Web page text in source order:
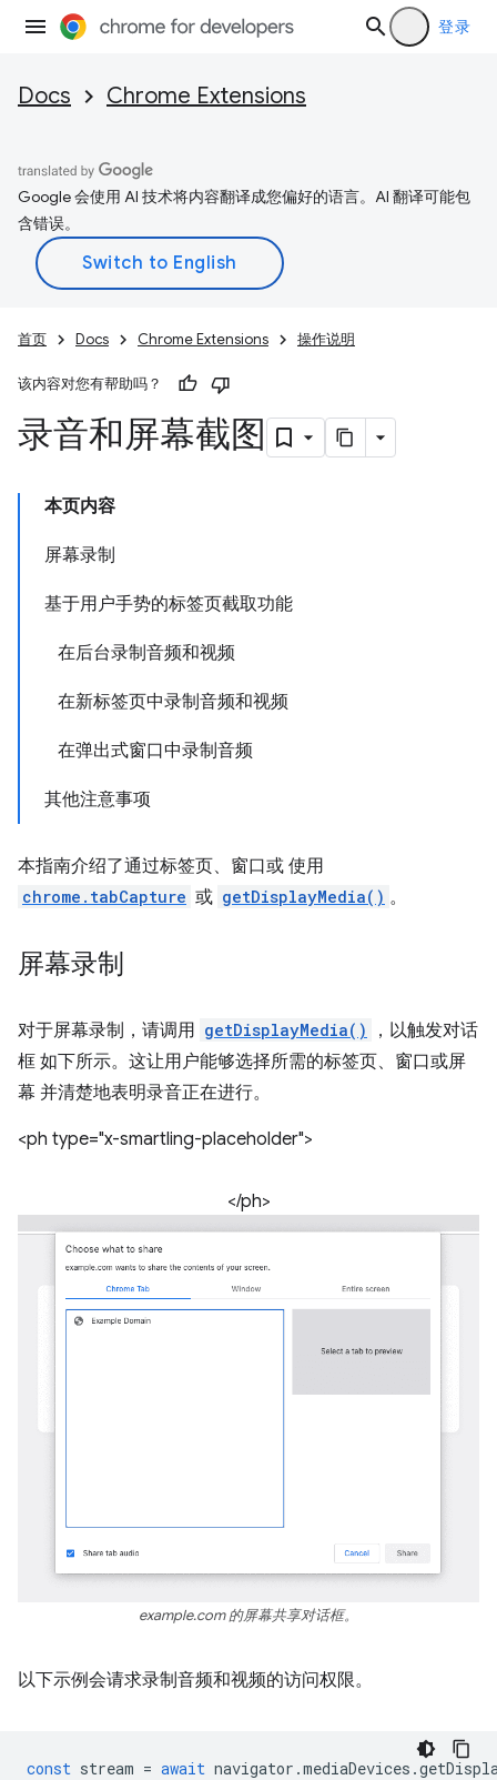
登录
Docs Chrome Extensions
Google 会使用 AI 技术将内容翻译成您偏好的语言。AI 翻译可能包
含错误。
首页 Docs Chrome Extensions 操作说明
该内容对您有帮助吗？
录音和屏幕截图
本页内容
屏幕录制
基于用户手势的标签页截取功能
在后台录制音频和视频
在新标签页中录制音频和视频
在弹出式窗口中录制音频
其他注意事项
本指南介绍了通过标签页、窗口或 使用
chrome.tabCapture 或 getDisplayMedia() 。
屏幕录制
对于屏幕录制，请调用 getDisplayMedia()
，以触发对话
框 如下所示。这让用户能够选择所需的标签页、窗口或屏
幕 并清楚地表明录音正在进行。
<ph type="x-smartling-placeholder">
</ph>
example.com 的屏幕共享对话框。
以下示例会请求录制音频和视频的访问权限。
const stream = await navigator .mediaDevices .